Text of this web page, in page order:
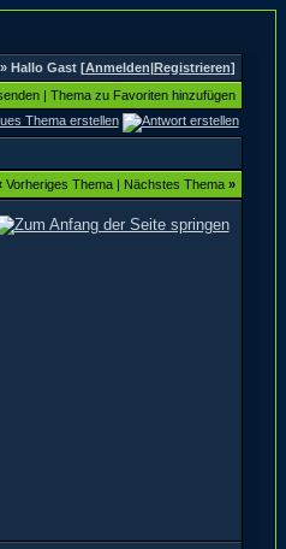
» Hallo Gast [Anmelden|Registrieren]
| Thema zu Favoriten hinzufügen
Vorheriges Thema| Nächstes Thema »